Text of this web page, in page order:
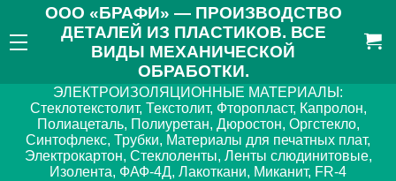
ООО «БРАФИ» — ПРОИЗВОДСТВО
ДЕТАЛЕЙ ИЗ ПЛАСТИКОВ. ВСЕ
ВИДЫ МЕХАНИЧЕСКОЙ
ОБРАБОТКИ.
ЭЛЕКТРОИЗОЛЯЦИОННЫЕ МАТЕРИАЛЫ:
Стеклотекстолит, Текстолит, Фторопласт, Капролон,
Полиацеталь, Полиуретан, Дюростон, Оргстекло,
Синтофлекс, Трубки, Материалы для печатных плат,
Электрокартон, Стеклоленты, Ленты слюдинитовые,
Изолента, ФАФ-4Д, Лакоткани, Миканит, FR-4